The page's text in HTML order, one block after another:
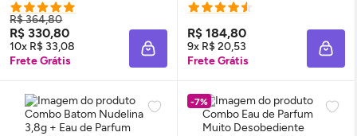
R$ 364,80
R$ 330,80
10x R$ 33,08
Frete Grátis
ADICIONAR À SACOLA
R$ 184,80
9x R$ 20,53
Frete Grátis
-7%